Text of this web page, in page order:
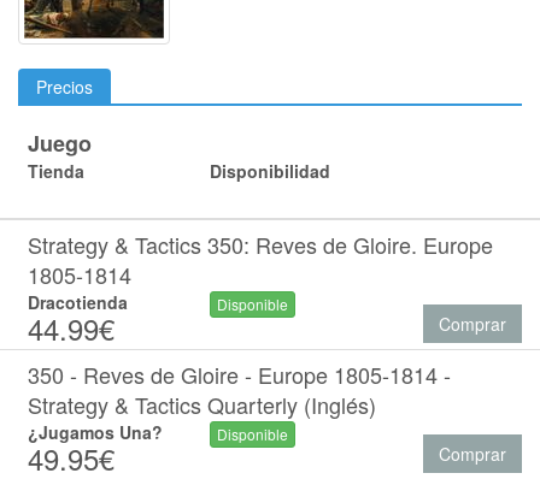
Precios
Juego
Tienda Disponibilidad
Strategy & Tactics 350: Reves de Gloire. Europe
1805-1814
Dracotienda
44.99€
Disponible
Comprar
350 - Reves de Gloire - Europe 1805-1814 -
Strategy & Tactics Quarterly (Inglés)
¿Jugamos Una?
49.95€
Disponible
Comprar